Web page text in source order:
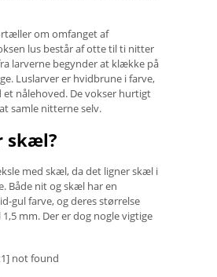
om omfanget af
lus består af otte til ti nitter
larverne begynder at klække på
Luslarver er hvidbrune i farve,
et nålehoved. De vokser hurtigt
samle nitterne selv.
skæl?
med skæl, da det ligner skæl i
Både nit og skæl har en
gul farve, og deres størrelse
mm. Der er dog nogle vigtige
not found